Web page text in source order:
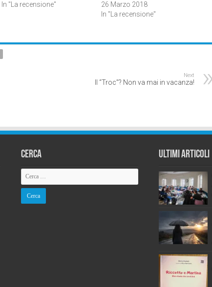
In "La recensione"
26 Marzo 2018
In "La recensione"
Next
Il “Troc”? Non va mai in vacanza!
Cerca Ultimi Articoli